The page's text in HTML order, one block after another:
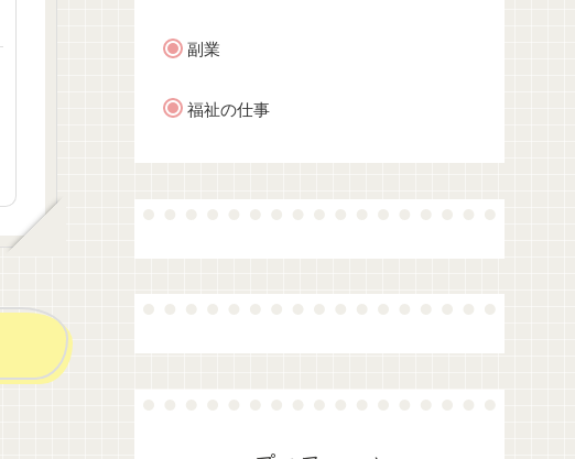
副業
福祉の仕事